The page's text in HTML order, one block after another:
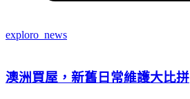
exploro_news
澳洲買屋，新舊日常維護大比拼